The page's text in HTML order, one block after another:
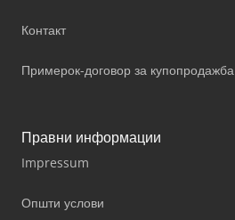
Контакт
Примерок-договор за купопродажба
Правни информации
Impressum
Општи услови